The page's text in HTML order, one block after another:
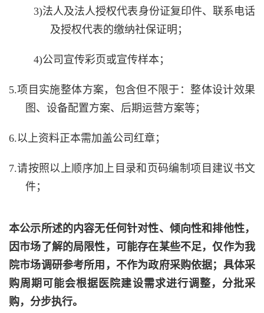
3)法人及法人授权代表身份证复印件、联系电话
及授权代表的缴纳社保证明；
4)公司宣传彩页或宣传样本；
5.项目实施整体方案，包含但不限于：整体设计效果
图、设备配置方案、后期运营方案等；
6.以上资料正本需加盖公司红章；
7.请按照以上顺序加上目录和页码编制项目建议书文
件；
本公示所述的内容无任何针对性、倾向性和排他性，
因市场了解的局限性，可能存在某些不足，仅作为我
院市场调研参考所用，不作为政府采购依据；具体采
购周期可能会根据医院建设需求进行调整，分批采
购，分步执行。